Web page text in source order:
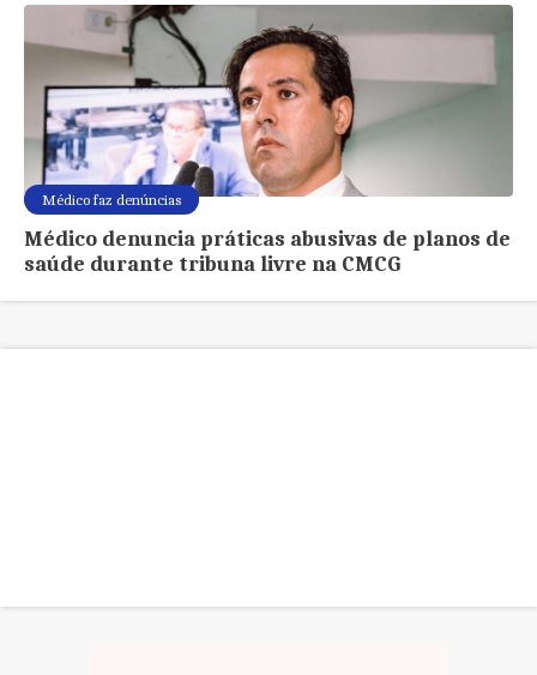
Médico faz denúncias
Médico denuncia práticas abusivas de planos de
saúde durante tribuna livre na CMCG